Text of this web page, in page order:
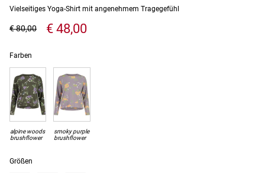
Vielseitiges Yoga-Shirt mit angenehmem Tragegefühl
€ 48,00
€ 80,00
Größen
Farben
alpine woods
brushflower
smoky purple
brushflower